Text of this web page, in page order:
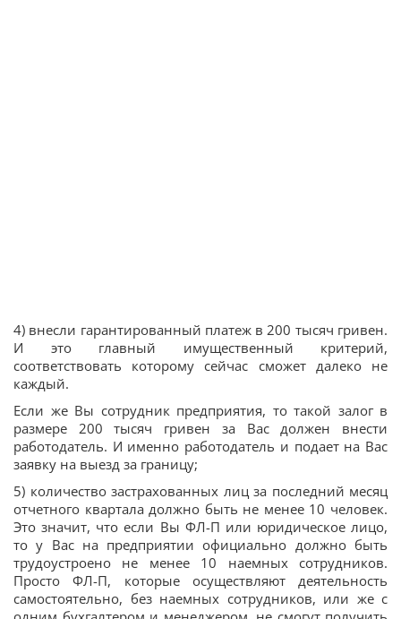
4) внесли гарантированный платеж в 200 тысяч гривен.
И это главный имущественный критерий,
соответствовать которому сейчас сможет далеко не
каждый.
Если же Вы сотрудник предприятия, то такой залог в
размере 200 тысяч гривен за Вас должен внести
работодатель. И именно работодатель и подает на Вас
заявку на выезд за границу;
5) количество застрахованных лиц за последний месяц
отчетного квартала должно быть не менее 10 человек.
Это значит, что если Вы ФЛ-П или юридическое лицо,
то у Вас на предприятии официально должно быть
трудоустроено не менее 10 наемных сотрудников.
Просто ФЛ-П, которые осуществляют деятельность
самостоятельно, без наемных сотрудников, или же с